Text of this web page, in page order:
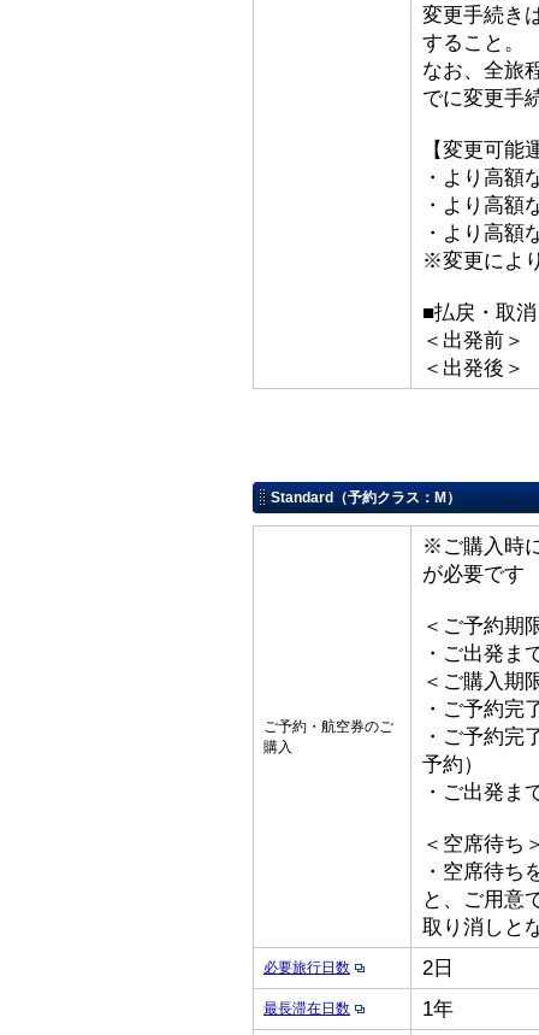
変更手続き
すること。
なお、全旅
でに変更手
【変更可能
・より高額
・より高額
・より高額
※変更によ
■払戻・取消
＜出発前＞
＜出発後
Standard（予約クラス：M）
ご予約・航空券のご
購入
※ご購入時
が必要です
＜ご予約期
・ご出発ま
＜ご購入期
・ご予約完
・ご予約完
予約）
・ご出発ま
＜空席待ち
・空席待ち
と、ご用意
取り消しと
必要旅行日数 2日
最長滞在日数 1年